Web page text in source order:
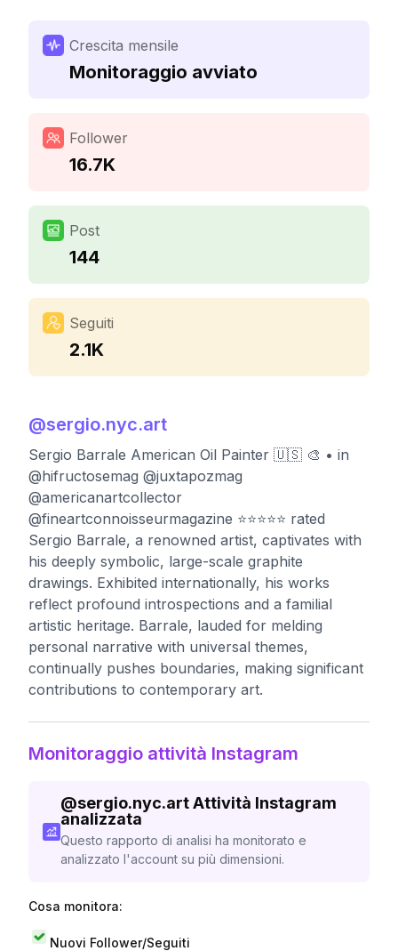
Crescita mensile
Monitoraggio avviato
Follower
16.7K
Post
144
Seguiti
2.1K
@sergio.nyc.art
Sergio Barrale American Oil Painter 🇺🇸 🎨 • in
@hifructosemag @juxtapozmag
@americanartcollector
@fineartconnoisseurmagazine ⭐️⭐️⭐️⭐️⭐️ rated
Sergio Barrale, a renowned artist, captivates with
his deeply symbolic, large-scale graphite
drawings. Exhibited internationally, his works
reflect profound introspections and a familial
artistic heritage. Barrale, lauded for melding
personal narrative with universal themes,
continually pushes boundaries, making significant
contributions to contemporary art.
Monitoraggio attività Instagram
@sergio.nyc.artAttività Instagram
analizzata
Questo rapporto di analisi ha monitorato e
analizzato l'account su più dimensioni.
Cosa monitora:
Nuovi Follower/Seguiti